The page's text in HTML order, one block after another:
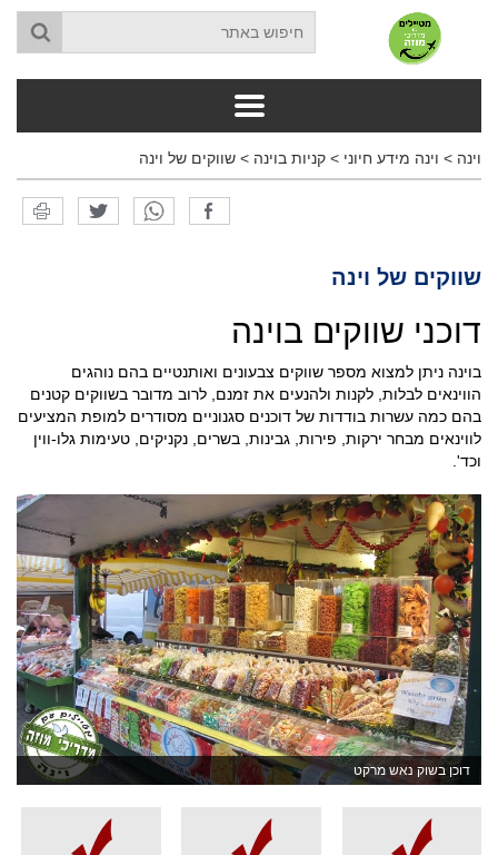
וינה > וינה מידע חיוני > קניות בוינה > שווקים של וינה
שווקים של וינה
דוכני שווקים בוינה
בוינה ניתן למצוא מספר שווקים צבעונים ואותנטיים בהם נוהגים
הווינאים לבלות, לקנות ולהנעים את זמנם, לרוב מדובר בשווקים קטנים
בהם כמה עשרות בודדות של דוכנים סגנוניים מסודרים למופת המציעים
לווינאים מבחר ירקות, פירות, גבינות, בשרים, נקניקים, טעימות גלו-ווין
וכד'.
דוכן בשוק נאש מרקט